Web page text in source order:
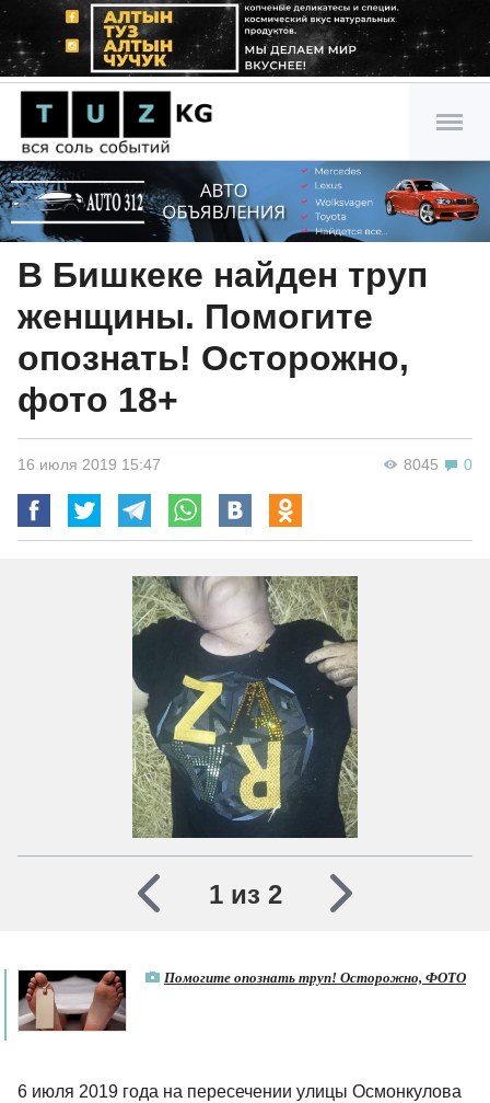
В Бишкеке найден труп
женщины. Помогите
опознать! Осторожно,
фото 18+
8045 0
16 июля 2019 15:47
1 из 2
Помогите опознать труп! Осторожно, ФОТО
6 июля 2019 года на пересечении улицы Осмонкулова